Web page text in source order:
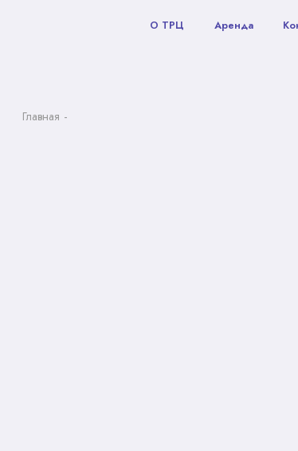
О ТРЦ Аренда
Главная